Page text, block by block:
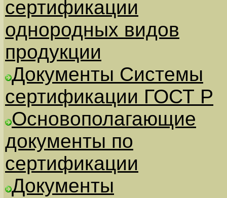
сертификации
однородных видов
продукции
Документы Системы
сертификации ГОСТ Р
Основополагающие
документы по
сертификации
Документы